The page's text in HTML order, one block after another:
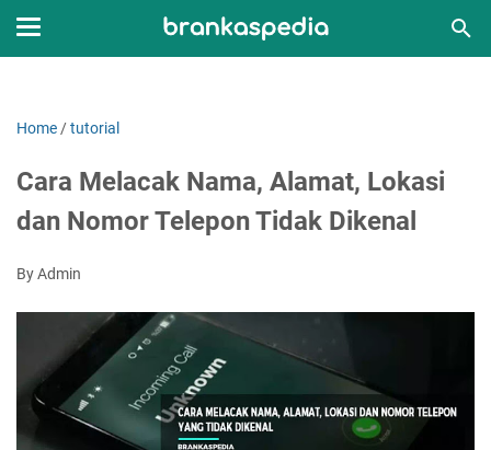
Home /tutorial
Cara Melacak Nama, Alamat, Lokasi
dan Nomor Telepon Tidak Dikenal
By Admin